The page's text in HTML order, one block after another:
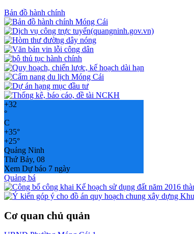
Bản đồ hành chính
+32
°
C
+35°
+25°
Quảng Ninh
Thứ Bảy, 08
Xem Dự báo 7 ngày
Quảng bá
Cơ quan chủ quản